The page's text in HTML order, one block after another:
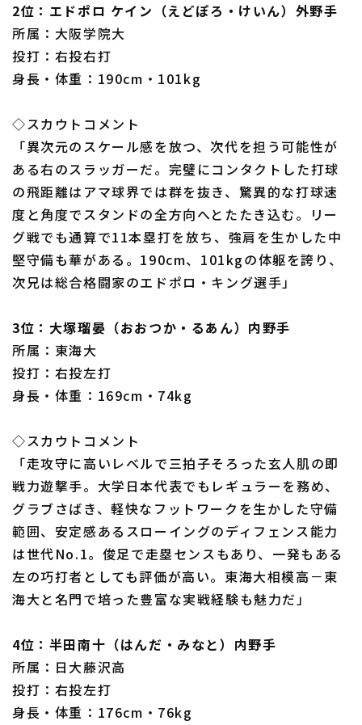
2位：エドポロ ケイン（えどぽろ・けいん）外野手
所属：大阪学院大
投打：右投右打
身長・体重：190cm・101kg
◇スカウトコメント
「異次元のスケール感を放つ、次代を担う可能性が
ある右のスラッガーだ。完璧にコンタクトした打球
の飛距離はアマ球界では群を抜き、驚異的な打球速
度と角度でスタンドの全方向へとたたき込む。リー
グ戦でも通算で11本塁打を放ち、強肩を生かした中
堅守備も華がある。190cm、101kgの体躯を誇り、
次兄は総合格闘家のエドポロ・キング選手」
3位：大塚瑠晏（おおつか・るあん）内野手
所属：東海大
投打：右投左打
身長・体重：169cm・74kg
◇スカウトコメント
「走攻守に高いレベルで三拍子そろった玄人肌の即
戦力遊撃手。大学日本代表でもレギュラーを務め、
グラブさばき、軽快なフットワークを生かした守備
範囲、安定感あるスローイングのディフェンス能力
は世代No.1。俊足で走塁センスもあり、一発もある
左の巧打者としても評価が高い。東海大相模高－東
海大と名門で培った豊富な実戦経験も魅力だ」
4位：半田南十（はんだ・みなと）内野手
所属：日大藤沢高
投打：右投左打
身長・体重：176cm・76kg